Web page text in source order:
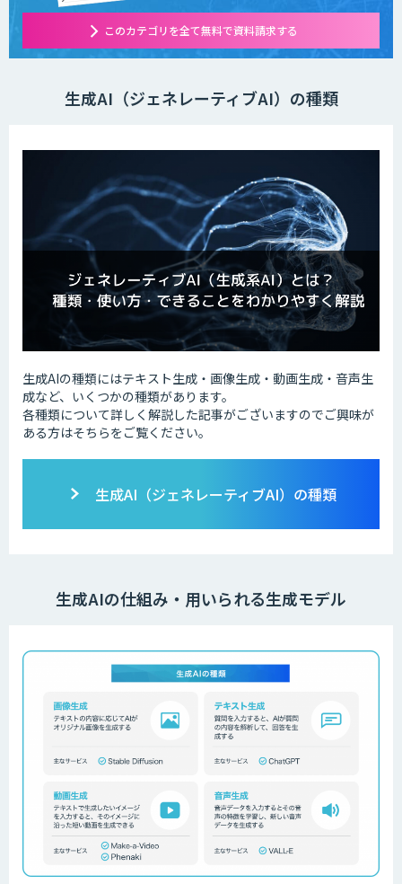
このカテゴリを全て無料で資料請求する
生成AI（ジェネレーティブAI）の種類
生成AIの種類にはテキスト生成・画像生成・動画生成・音声生
成など、いくつかの種類があります。
各種類について詳しく解説した記事がございますのでご興味が
ある方はそちらをご覧ください。
生成AI（ジェネレーティブAI）の種類
生成AIの仕組み・用いられる生成モデル